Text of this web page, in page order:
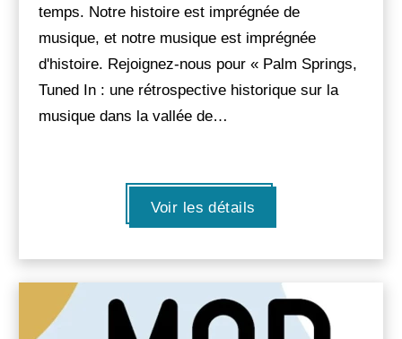
temps. Notre histoire est imprégnée de
musique, et notre musique est imprégnée
d'histoire. Rejoignez-nous pour « Palm Springs,
Tuned In : une rétrospective historique sur la
musique dans la vallée de…
Voir les détails